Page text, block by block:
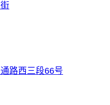
路西三段66号